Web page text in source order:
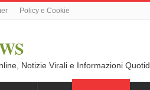
Policy e Cookie
Notizie Virali e Informazioni